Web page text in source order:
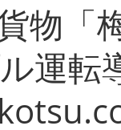
物「
運転